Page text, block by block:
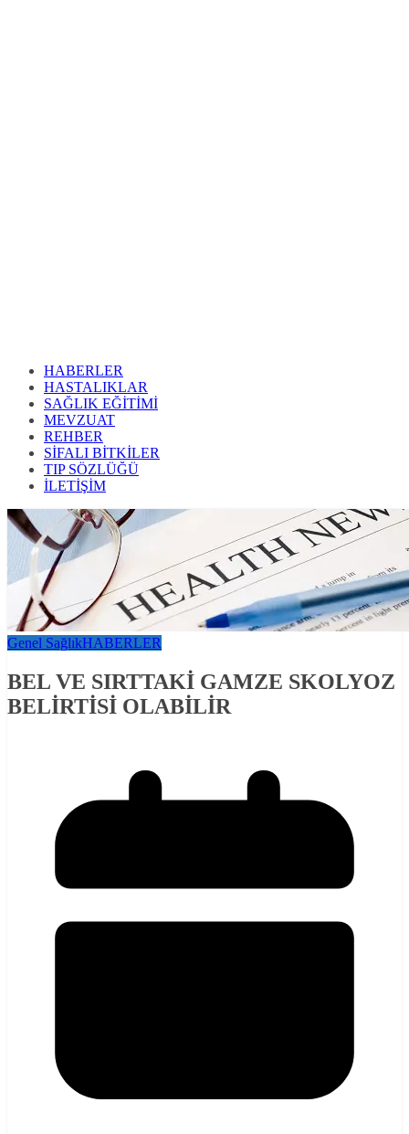
HABERLER
HASTALIKLAR
SAĞLIK EĞİTİMİ
MEVZUAT
REHBER
SİFALI BİTKİLER
TIP SÖZLÜĞÜ
İLETİŞİM
Genel SağlıkHABERLER
BEL VE SIRTTAKİ GAMZE SKOLYOZ
BELİRTİSİ OLABİLİR